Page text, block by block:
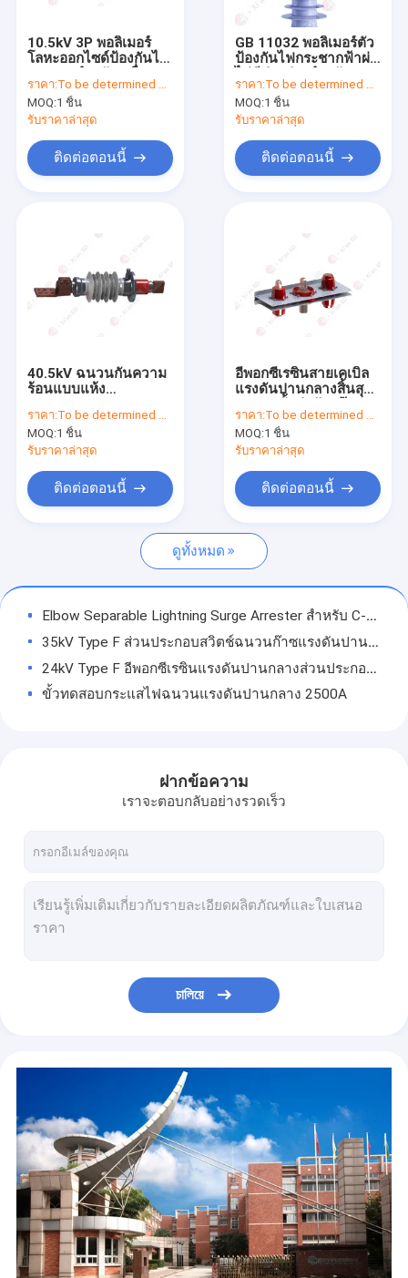
ทัวร์โรงงาน
ควบคุมคุณภาพ
ติดต่อเรา
ตัวต้านทานแดมเปอร์
DC อุปกรณ์ป้องกันไฟกระชาก
ตัวต้านทานตัวกรองฮาร์มอนิก
ตัวต้านทานไฟฟ้าแรงสูง
การป้องกันแรงดันไฟเกินความจุ
MOV อุปกรณ์ป้องกันไฟกระชาก
อุปกรณ์ป้องกันไฟกระชาก
เคาน์เตอร์ปล่อยอุปกรณ์ป้องกันไฟกระชาก
10.5kV 3P พอลิเมอร์
โลหะออกไซด์ป้องกันไฟ
กำเนิดไฟฟ้า
ราคา:To be determined by type and quantity.
MOQ:1 ชิ้น
รับราคาล่าสุด
ติดต่อตอนนี้
GB 11032 พอลิเมอร์ตัว
ป้องกันไฟกระชากฟ้าผ่า
ไฟฟ้า
ราคา:To be determined by type and quantity.
MOQ:1 ชิ้น
รับราคาล่าสุด
ติดต่อตอนนี้
40.5kV ฉนวนกันความ
ร้อนแบบแห้ง
Bushing สำหรับ
Transformer
ราคา:To be determined by type and quantity.
MOQ:1 ชิ้น
รับราคาล่าสุด
ติดต่อตอนนี้
อีพอกซีเรซินสายเคเบิล
แรงดันปานกลางสิ้นสุด
ราคา:To be determined by type and quantity.
MOQ:1 ชิ้น
รับราคาล่าสุด
ติดต่อตอนนี้
ดูทั้งหมด
Elbow Separable Lightning Surge Arrester สำหรับ C-GIS RMU Oil Transformer
35kV Type F ส่วนประกอบสวิตช์ฉนวนก๊าซแรงดันปานกลาง IEC 60502
24kV Type F อีพอกซีเรซินแรงดันปานกลางส่วนประกอบสวิตช์ฉนวนก๊าซ
ขั้วทดสอบกระแสไฟฉนวนแรงดันปานกลาง 2500A
การสิ้นสุดสายเคเบิลข้อศอกแรงดันปานกลางของอเมริกาสำหรับสวิตช์ C-GIS
10kV Type C ส่วนประกอบสวิตช์ฉนวนก๊าซแรงดันปานกลางสำหรับ Transformers
การสิ้นสุดสายเคเบิลทดสอบแรงดันปานกลางด้วยความเข้มของสนามไฟฟ้าเฉลี่ยที่ดีกว่า
C-GIS ขั้วต่อบัสบาร์บนสุดการสิ้นสุดสายเคเบิลแรงดันปานกลาง
24000A ฉนวนกันความร้อนแบบแห้งความจุกระแสไฟขนาดใหญ่บูชเกรด
อุปกรณ์ป้องกันไฟกระชาก DC ในร่มและกลางแจ้งพร้อมกล่องป้องกันการกัดกร่อนสำหรับระบบเมโทร
ตัวต้านทาน Damping 4.5kV 50Hz สำหรับการควบคุมอุตสาหกรรม
อุปกรณ์กราวด์เป็นกลาง 110kV พร้อมสวิตช์ป้องกันไฟกระชาก Plus และ CT
ตัวต้านทานตัวกรองฮาร์มอนิก HVDC สแตนเลส ±800kV
ฝากข้อความ
เราจะตอบกลับอย่างรวดเร็ว
চালিয়ে